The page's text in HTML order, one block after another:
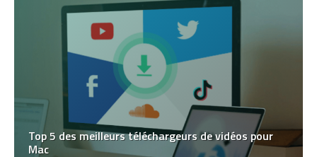
Top 5 des meilleurs téléchargeurs de vidéos pour
Mac